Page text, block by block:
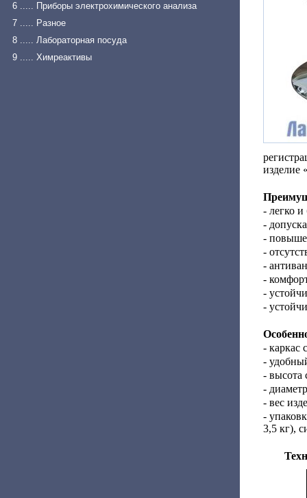
6 ..... Приборы электрохимического анализа
7 ..... Разное
8 ..... Лабораторная посуда
9 ..... Химреактивы
изделие
- легко
-
-
-
-
-
-
-
- каркас
-
- высота
-
- вес
-
3,5 кг),